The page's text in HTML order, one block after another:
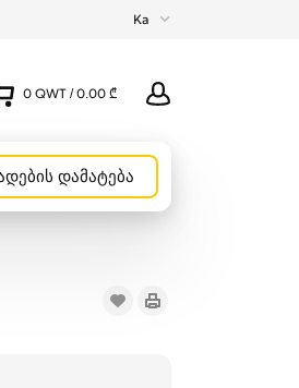
Ka
0 QWT / 0.00 ₾
დამატება